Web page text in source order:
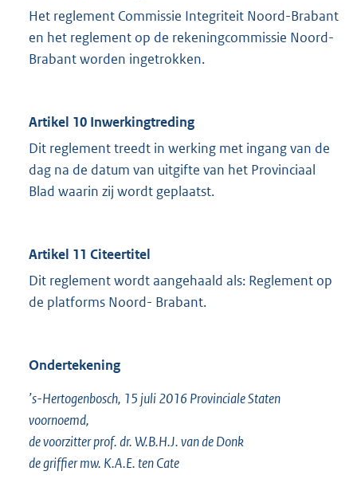
Het reglement Commissie Integriteit Noord-Brabant
en het reglement op de rekeningcommissie Noord-
Brabant worden ingetrokken.
Artikel 10 Inwerkingtreding
Dit reglement treedt in werking met ingang van de
dag na de datum van uitgifte van het Provinciaal
Blad waarin zij wordt geplaatst.
Artikel 11 Citeertitel
Dit reglement wordt aangehaald als: Reglement op
de platforms Noord- Brabant.
Ondertekening
’s-Hertogenbosch, 15 juli 2016 Provinciale Staten
voornoemd,
de voorzitter prof. dr. W.B.H.J. van de Donk
de griffier mw. K.A.E. ten Cate